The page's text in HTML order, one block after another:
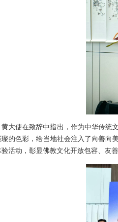
黄大使在致辞中指出，作为中华传统
璨的色彩，给当地社会注入了向善向
活动，彰显佛教文化开放包容、友